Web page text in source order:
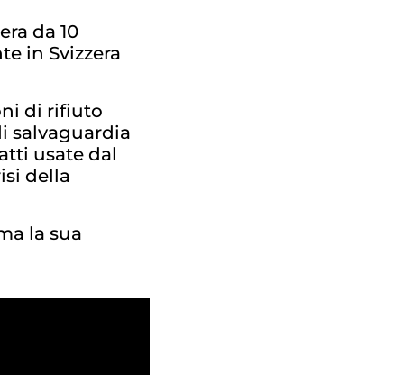
da 10
in Svizzera
di rifiuto
salvaguardia
usate dal
della
la sua